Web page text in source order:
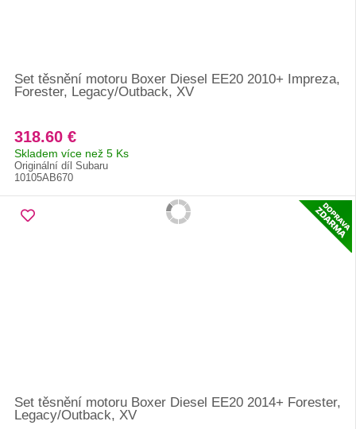
Set těsnění motoru Boxer Diesel EE20 2010+ Impreza,
Forester, Legacy/Outback, XV
318.60 €
Skladem více než 5 Ks
Originální díl Subaru
10105AB670
Set těsnění motoru Boxer Diesel EE20 2014+ Forester,
Legacy/Outback, XV